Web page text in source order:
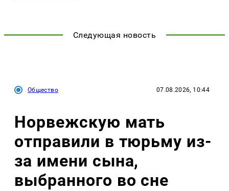
Следующая новость
Общество 07.08.2026, 10:44
Норвежскую мать
отправили в тюрьму из-
за имени сына,
выбранного во сне